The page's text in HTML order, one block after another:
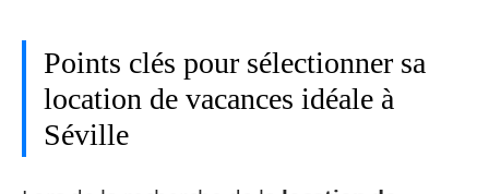
Points clés pour sélectionner sa
location de vacances idéale à
Séville